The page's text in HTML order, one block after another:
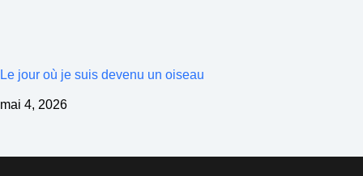
Le jour où je suis devenu un oiseau
mai 4, 2026